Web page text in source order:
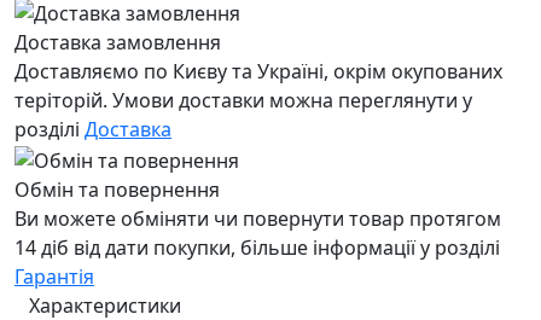
Доставка замовлення
Доставляємо по Києву та Україні, окрім окупованих
теріторій. Умови доставки можна переглянути у
розділі Доставка
Обмін та повернення
Ви можете обміняти чи повернути товар протягом
14 діб від дати покупки, більше інформації у розділі
Гарантія
Характеристики